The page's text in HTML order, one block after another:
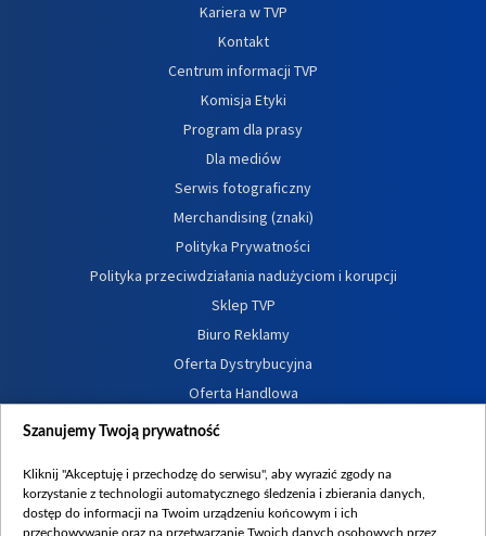
Kariera w TVP
Kontakt
Centrum informacji TVP
Komisja Etyki
Program dla prasy
Dla mediów
Serwis fotograficzny
Merchandising (znaki)
Polityka Prywatności
Polityka przeciwdziałania nadużyciom i korupcji
Sklep TVP
Biuro Reklamy
Oferta Dystrybucyjna
Oferta Handlowa
Dostępność
Procedura zgłoszeń wewnętrznych
Szanujemy Twoją prywatność
Kliknij "Akceptuję i przechodzę do serwisu", aby wyrazić zgody na
korzystanie z technologii automatycznego śledzenia i zbierania danych,
dostęp do informacji na Twoim urządzeniu końcowym i ich
przechowywanie oraz na przetwarzanie Twoich danych osobowych przez